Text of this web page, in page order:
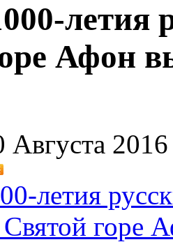
летия
Афон
Августа 2016